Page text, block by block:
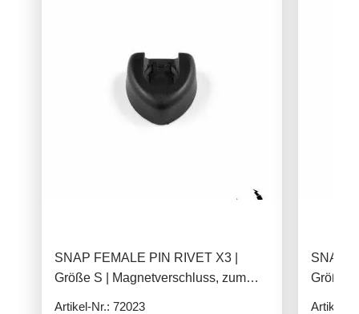
SNAP FEMALE PIN RIVET X3 |
Größe S | Magnetverschluss, zum
Artikel-Nr.: 72023
SNAP
Größe
Artikel-